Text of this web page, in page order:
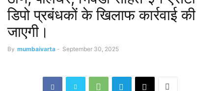
डिपो प्रबंधकों के खिलाफ कार्रवाई की
जाएगी।
By mumbaivarta - September 30, 2025